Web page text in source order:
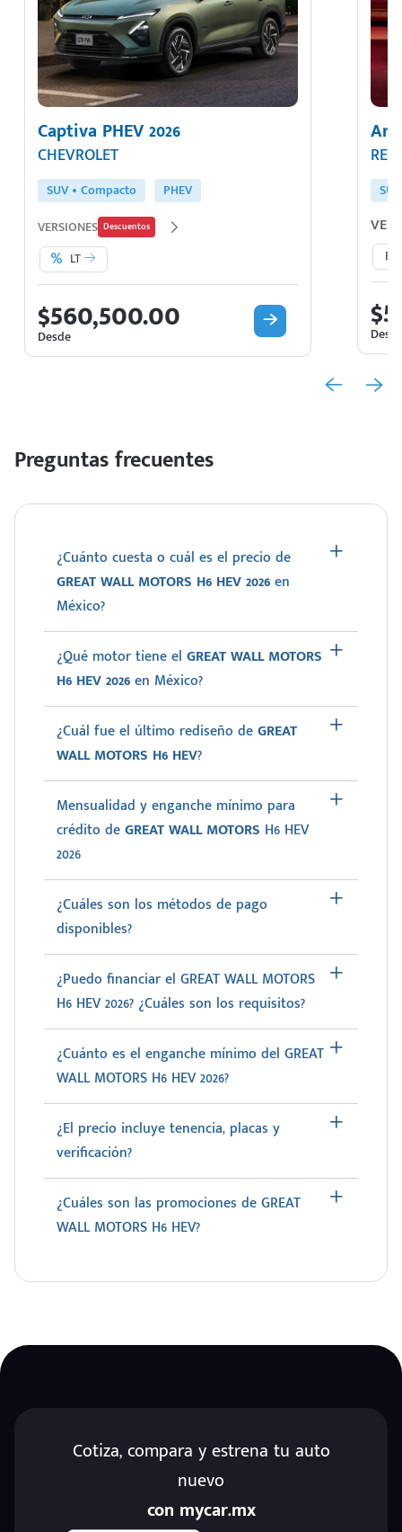
Captiva PHEV 2026
CHEVROLET
SUV Compacto
PHEV
VERSIONES Descuentos
LT
$560,500.00
Desde
SUV
Preguntas frecuentes
¿Cuánto cuesta o cuál es el precio de
GREAT WALL MOTORS H6 HEV 2026en
México?
¿Qué motor tiene el GREAT WALL MOTORS
H6 HEV 2026en México?
¿Cuál fue el último rediseño deGREAT
WALL MOTORS H6 HEV?
Mensualidad y enganche mínimo para
crédito deGREAT WALL MOTORS H6 HEV
2026
¿Cuáles son los métodos de pago
disponibles?
¿Puedo financiar el GREAT WALL MOTORS
H6 HEV 2026? ¿Cuáles son los requisitos?
¿Cuánto es el enganche mínimo del GREAT
WALL MOTORS H6 HEV 2026?
¿El precio incluye tenencia, placas y
verificación?
¿Cuáles son las promociones de GREAT
WALL MOTORS H6 HEV?
Cotiza, compara y estrena tu auto
nuevo
con mycar.mx